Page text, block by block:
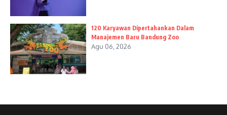
120 Karyawan Dipertahankan Dalam
Manajemen Baru Bandung Zoo
Agu 06, 2026